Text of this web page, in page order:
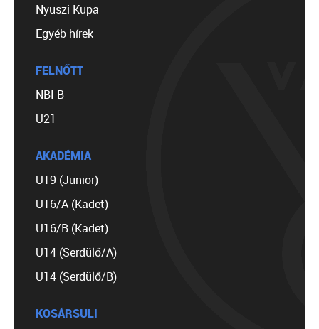
Nyuszi Kupa
Egyéb hírek
FELNŐTT
NBI B
U21
AKADÉMIA
U19 (Junior)
U16/A (Kadet)
U16/B (Kadet)
U14 (Serdülő/A)
U14 (Serdülő/B)
KOSÁRSULI